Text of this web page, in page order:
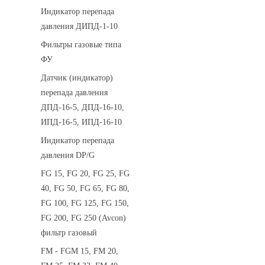
Индикатор перепада
давления ДИПД-1-10
Фильтры газовые типа
ФУ
Датчик (индикатор)
перепада давления
ДПД-16-5, ДПД-16-10,
ИПД-16-5, ИПД-16-10
Индикатор перепада
давления DP/G
FG 15, FG 20, FG 25, FG
40, FG 50, FG 65, FG 80,
FG 100, FG 125, FG 150,
FG 200, FG 250 (Avcon)
фильтр газовый
FM - FGM 15, FM 20,